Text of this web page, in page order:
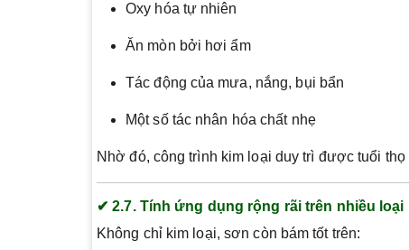
Oxy hóa tự nhiên
Ăn mòn bởi hơi ẩm
Tác động của mưa, nắng, bụi bẩn
Một số tác nhân hóa chất nhẹ
Nhờ đó, công trình kim loại duy trì được tuổi
✔ 2.7. Tính ứng dụng rộng rãi trên nhiều loại
Không chỉ kim loại, sơn còn bám tốt trên: